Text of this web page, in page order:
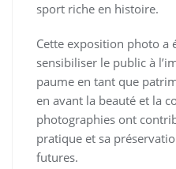
sport riche en histoire.
Cette exposition photo a
sensibiliser le public à
paume en tant que
en avant la beauté et la
photographies ont
pratique et sa
futures.